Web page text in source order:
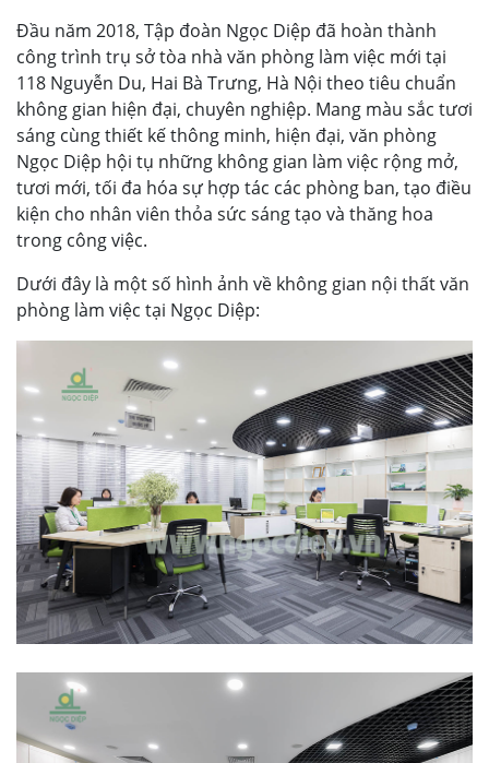
Đầu năm 2018, Tập đoàn Ngọc Diệp đã hoàn thành
công trình trụ sở tòa nhà văn phòng làm việc mới tại
118 Nguyễn Du, Hai Bà Trưng, Hà Nội theo tiêu chuẩn
không gian hiện đại, chuyên nghiệp. Mang màu sắc tươi
sáng cùng thiết kế thông minh, hiện đại, văn phòng
Ngọc Diệp hội tụ những không gian làm việc rộng mở,
tươi mới, tối đa hóa sự hợp tác các phòng ban, tạo điều
kiện cho nhân viên thỏa sức sáng tạo và thăng hoa
trong công việc.
Dưới đây là một số hình ảnh về không gian nội thất văn
phòng làm việc tại Ngọc Diệp: